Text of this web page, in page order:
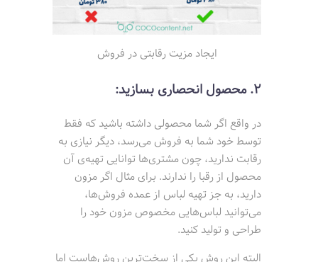
ایجاد مزیت رقابتی در فروش
2. محصول انحصاری بسازید:
در واقع اگر شما محصولی داشته باشید که فقط
توسط خود شما به فروش می‌رسد، دیگر نیازی به
رقابت ندارید، چون مشتری‌ها توانایی تهیه‌ی آن
محصول از رقبا را ندارند. برای مثال اگر مزون
دارید، به جز تهیه لباس از عمده فروش‌ها،
می‌توانید لباس‌هایی مخصوص مزون خود را
طراحی و تولید کنید.